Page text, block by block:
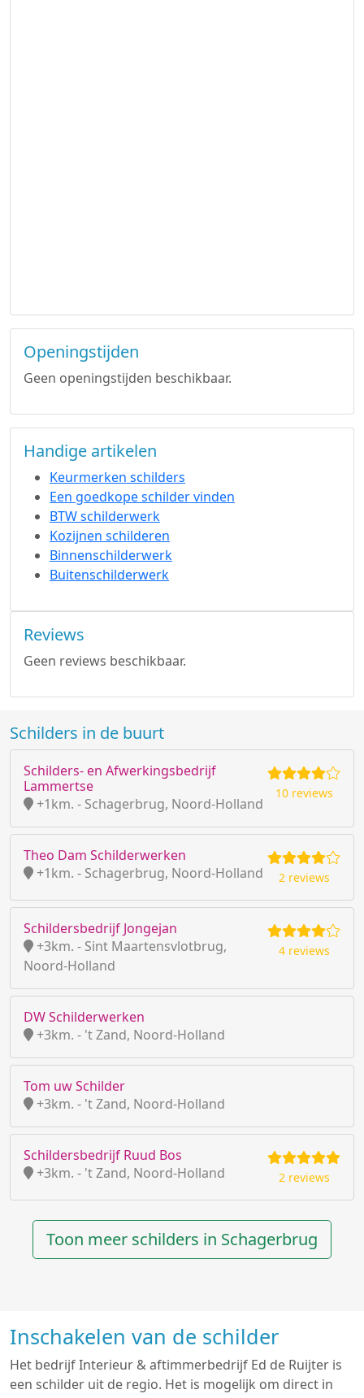
Openingstijden
Geen openingstijden beschikbaar.
Handige artikelen
Keurmerken schilders
Een goedkope schilder vinden
BTW schilderwerk
Kozijnen schilderen
Binnenschilderwerk
Buitenschilderwerk
Reviews
Geen reviews beschikbaar.
Schilders in de buurt
Schilders- en Afwerkingsbedrijf
Lammertse
+1km. - Schagerbrug, Noord-Holland
10 reviews
Theo Dam Schilderwerken
+1km. - Schagerbrug, Noord-Holland
2 reviews
Schildersbedrijf Jongejan
+3km. - Sint Maartensvlotbrug,
Noord-Holland
4 reviews
DW Schilderwerken
+3km. - 't Zand, Noord-Holland
Tom uw Schilder
+3km. - 't Zand, Noord-Holland
Schildersbedrijf Ruud Bos
+3km. - 't Zand, Noord-Holland
2 reviews
Toon meer schilders in Schagerbrug
Inschakelen van de schilder
Het bedrijf Interieur & aftimmerbedrijf Ed de Ruijter is
een schilder uit de regio. Het is mogelijk om direct in